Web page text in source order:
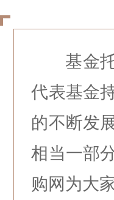
基金
代表基金
的不断发
相当一部
购网为大